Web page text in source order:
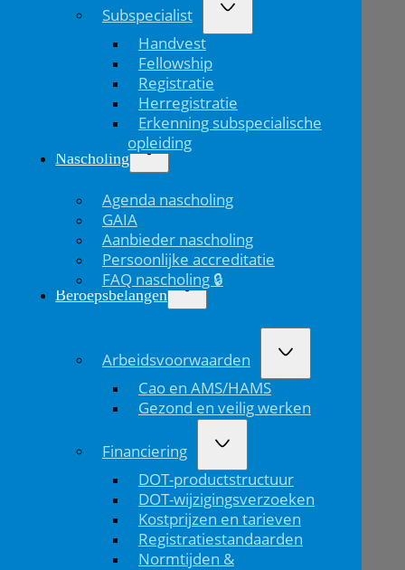
Subspecialist
Handvest
Fellowship
Registratie
Herregistratie
Erkenning subspecialische
opleiding
Nascholing
Agenda nascholing
GAIA
Aanbieder nascholing
Persoonlijke accreditatie
FAQ nascholing 🔒
Beroepsbelangen
Arbeidsvoorwaarden
Cao en AMS/HAMS
Gezond en veilig werken
Financiering
DOT-productstructuur
DOT-wijzigingsverzoeken
Kostprijzen en tarieven
Registratiestandaarden
Normtijden &